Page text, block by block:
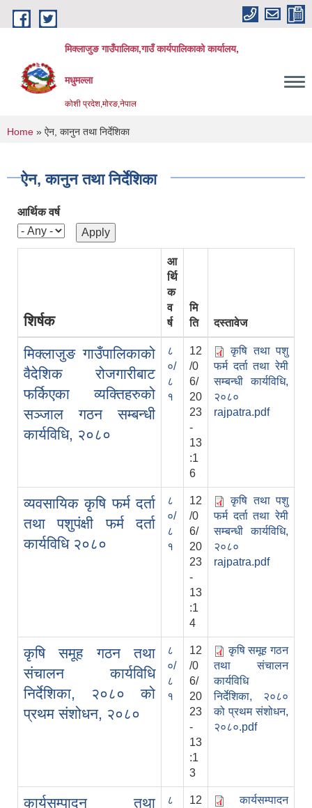
Skip to main content
मिक्लाजुङ गाउँपालिका,गाउँ कार्यपालिकाको कार्यालय,
मधुमल्ला
कोशी प्रदेश,मोरङ,नेपाल
You are here
Home » ऐन, कानुन तथा निर्देशिका
ऐन, कानुन तथा निर्देशिका
आर्थिक वर्ष
शिर्षक
आ
र्थि
क
व
र्ष
मि
ति
दस्तावेज
मिक्लाजुङ गाउँपालिकाको
वैदेशिक रोजगारीबाट
फर्किएका व्यक्तिहरुको
सञ्जाल गठन सम्बन्धी
कार्यविधि, २०८०
८
०/
८
१
12
/0
6/
20
23
-
13
:1
6
कृषि तथा पशु
फर्म दर्ता तथा रेमी
सम्बन्धी कार्यविधि,
२०८०
rajpatra.pdf
व्यवसायिक कृषि फर्म दर्ता
तथा पशुपंक्षी फर्म दर्ता
कार्यविधि २०८०
८
०/
८
१
12
/0
6/
20
23
-
13
:1
4
कृषि तथा पशु
फर्म दर्ता तथा रेमी
सम्बन्धी कार्यविधि,
२०८०
rajpatra.pdf
कृषि समूह गठन तथा
संचालन कार्यविधि
निर्देशिका, २०८० को
प्रथम संशोधन, २०८०
८
०/
८
१
12
/0
6/
20
23
-
13
:1
3
कृषि समूह गठन
तथा संचालन
कार्यविधि
निर्देशिका, २०८०
को प्रथम संशोधन,
२०८०.pdf
कार्यसम्पादन तथा
८
12
कार्यसम्पादन